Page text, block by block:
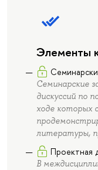
Элементы
Семинарские
дискуссий по
ходе которых
литературы,
Проектная
В